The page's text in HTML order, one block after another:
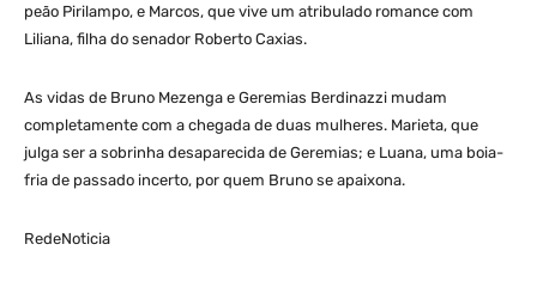
peão Pirilampo, e Marcos, que vive um atribulado romance com
Liliana, filha do senador Roberto Caxias.
As vidas de Bruno Mezenga e Geremias Berdinazzi mudam
completamente com a chegada de duas mulheres. Marieta, que
julga ser a sobrinha desaparecida de Geremias; e Luana, uma boia-
fria de passado incerto, por quem Bruno se apaixona.
RedeNoticia